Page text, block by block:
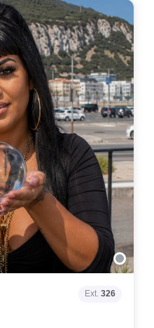
Ext. 326